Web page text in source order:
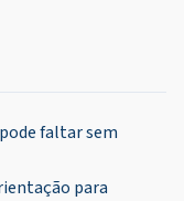
faltar sem
para